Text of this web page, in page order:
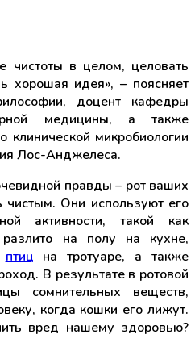
чистоты в целом, целовать
хорошая идея», – поясняет
доцент кафедры
медицины, а также
клинической микробиологии
Лос-Анджелеса.
правды – рот ваших
чистым. Они используют его
активности, такой как
на полу на кухне,
птиц на тротуаре, а также
В результате в ротовой
сомнительных веществ,
когда кошки его лижут.
вред нашему здоровью?